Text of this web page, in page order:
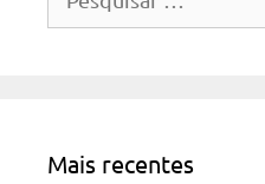
por:
Mais recentes